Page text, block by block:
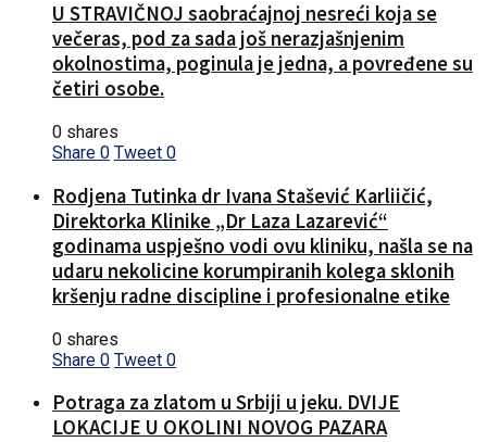
U STRAVIČNOJ saobraćajnoj nesreći koja se
večeras, pod za sada još nerazjašnjenim
okolnostima, poginula je jedna, a povređene su
četiri osobe.
0 shares
Share 0 Tweet 0
Rodjena Tutinka dr Ivana Stašević Karliičić,
Direktorka Klinike „Dr Laza Lazarević“
godinama uspješno vodi ovu kliniku, našla se na
udaru nekolicine korumpiranih kolega sklonih
kršenju radne discipline i profesionalne etike
0 shares
Share 0 Tweet 0
Potraga za zlatom u Srbiji u jeku. DVIJE
LOKACIJE U OKOLINI NOVOG PAZARA